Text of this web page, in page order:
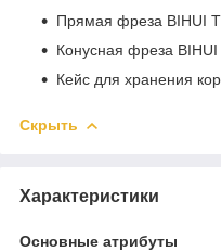
Прямая фреза BIHUI
Конусная фреза
Кейс для хранения
Скрыть
Характеристики
Основные атрибуты